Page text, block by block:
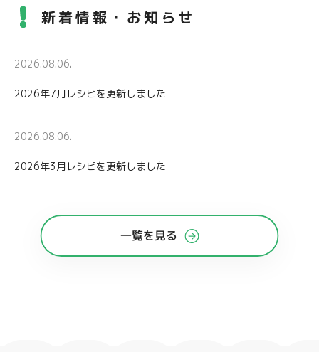
新着情報・お知らせ
2026.08.06.
2026年7月レシピを更新しました
2026.08.06.
2026年3月レシピを更新しました
一覧を見る